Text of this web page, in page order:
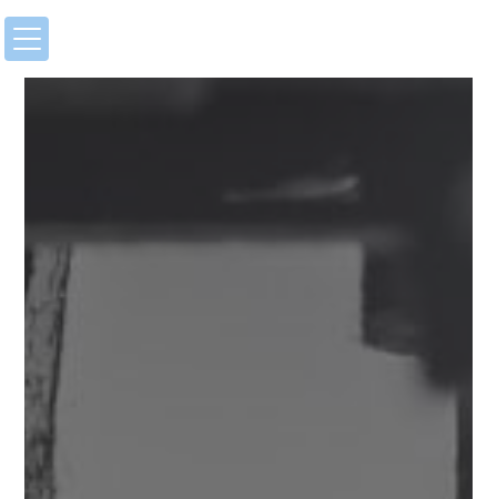
Panneau de gestion des cookies